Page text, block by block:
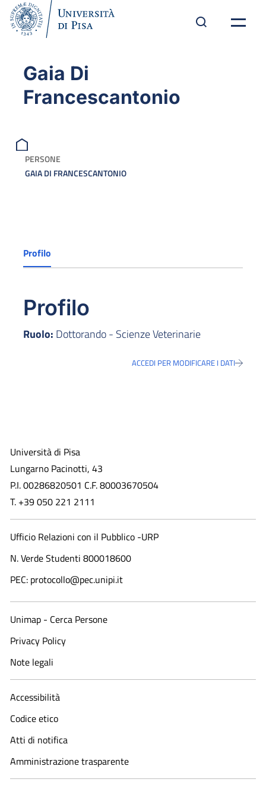
Gaia Di
Francescantonio
PERSONE
GAIA DI FRANCESCANTONIO
Profilo
Profilo
Ruolo: Dottorando - Scienze Veterinarie
ACCEDI PER MODIFICARE I DATI
Università di Pisa
Lungarno Pacinotti, 43
P.I. 00286820501 C.F. 80003670504
T. +39 050 221 2111
Ufficio Relazioni con il Pubblico -URP
N. Verde Studenti 800018600​
PEC: protocollo@pec.unipi.it
Unimap - Cerca Persone
Privacy Policy
Note legali
Accessibilità
Codice etico
Atti di notifica
Amministrazione trasparente